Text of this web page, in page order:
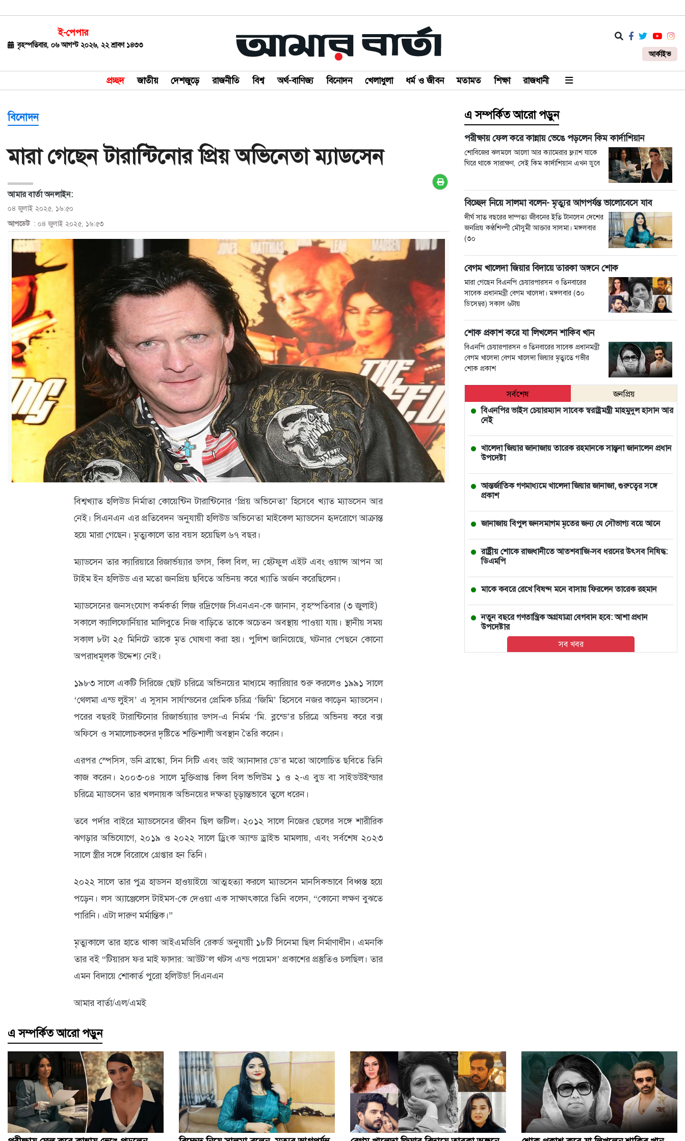
ই-পেপার
বৃহস্পতিবার, ০৬ আগস্ট ২০২৬, ২২ শ্রাবণ ১৪৩৩
আর্কাইভ
প্রচ্ছদ জাতীয় দেশজুড়ে রাজনীতি বিশ্ব অর্থ-বাণিজ্য বিনোদন খেলাধুলা ধর্ম ও জীবন মতামত শিক্ষা রাজধানী
জাতীয়
রাজনীতি
বিশ্ব
বাণিজ্য
খেলাধুলা
ধর্ম
ও
জীবন
মতামত
শিক্ষা
রাজধানী
আইন-
আদালত
ক্যাম্পাস
আজকের
পত্রিকা
ক্যারিয়ার
তথ্যপ্রযুক্তি
বিনোদন
মারা গেছেন টারান্টিনোর প্রিয় অভিনেতা ম্যাডসেন
আমার বার্তা অনলাইন:
০৪ জুলাই ২০২৫, ১৬:৫০
আপডেট : ০৪ জুলাই ২০২৫, ১৬:৫৩
বিশ্বখ্যাত হলিউড নির্মাতা কোয়েন্টিন টারান্টিনোর ‘প্রিয় অভিনেতা’ হিসেবে খ্যাত ম্যাডসেন আর
নেই। সিএনএন এর প্রতিবেদন অনুযায়ী হলিউড অভিনেতা মাইকেল ম্যাডসেন হৃদরোগে আক্রান্ত
হয়ে মারা গেছেন। মৃত্যুকালে তার বয়স হয়েছিল ৬৭ বছর।
ম্যাডসেন তার ক্যারিয়ারে রিজার্ভয়্যার ডগস, কিল বিল, দ্য হেটফুল এইট এবং ওয়ান্স আপন আ
টাইম ইন হলিউড এর মতো জনপ্রিয় ছবিতে অভিনয় করে খ্যাতি অর্জন করেছিলেন।
ম্যাডসেনের জনসংযোগ কর্মকর্তা লিজ রদ্রিগেজ সিএনএন-কে জানান, বৃহস্পতিবার (৩ জুলাই)
সকালে ক্যালিফোর্নিয়ার মালিবুতে নিজ বাড়িতে তাকে অচেতন অবস্থায় পাওয়া যায়। স্থানীয় সময়
সকাল ৮টা ২৫ মিনিটে তাকে মৃত ঘোষণা করা হয়। পুলিশ জানিয়েছে, ঘটনার পেছনে কোনো
অপরাধমূলক উদ্দেশ্য নেই।
১৯৮৩ সালে একটি সিরিজে ছোট চরিত্রে অভিনয়ের মাধ্যমে ক্যারিয়ার শুরু করলেও ১৯৯১ সালে
‘থেলমা এন্ড লুইস’ এ সুসান সার্যান্ডনের প্রেমিক চরিত্র ‘জিমি’ হিসেবে নজর কাড়েন ম্যাডসেন।
পরের বছরই টারান্টিনোর রিজার্ভয়্যার ডগস-এ নির্মম ‘মি. ব্লন্ডে’র চরিত্রে অভিনয় করে বক্স
অফিসে ও সমালোচকদের দৃষ্টিতে শক্তিশালী অবস্থান তৈরি করেন।
এরপর স্পেসিস, ডনি ব্রাস্কো, সিন সিটি এবং ডাই অ্যানাদার ডে’র মতো আলোচিত ছবিতে তিনি
কাজ করেন। ২০০৩-০৪ সালে মুক্তিপ্রাপ্ত কিল বিল ভলিউম ১ ও ২-এ বুড বা সাইডউইন্ডার
চরিত্রে ম্যাডসেন তার খলনায়ক অভিনয়ের দক্ষতা চূড়ান্তভাবে তুলে ধরেন।
তবে পর্দার বাইরে ম্যাডসেনের জীবন ছিল জটিল। ২০১২ সালে নিজের ছেলের সঙ্গে শারীরিক
ঝগড়ার অভিযোগে, ২০১৯ ও ২০২২ সালে ড্রিংক অ্যান্ড ড্রাইভ মামলায়, এবং সর্বশেষ ২০২৩
সালে স্ত্রীর সঙ্গে বিরোধে গ্রেপ্তার হন তিনি।
২০২২ সালে তার পুত্র হাডসন হাওয়াইয়ে আত্মহত্যা করলে ম্যাডসেন মানসিকভাবে বিধ্বস্ত হয়ে
পড়েন। লস অ্যাঞ্জেলেস টাইমস-কে দেওয়া এক সাক্ষাৎকারে তিনি বলেন, “কোনো লক্ষণ বুঝতে
পারিনি। এটা দারুণ মর্মান্তিক।”
মৃত্যুকালে তার হাতে থাকা আইএমডিবি রেকর্ড অনুযায়ী ১৮টি সিনেমা ছিল নির্মাণাধীন। এমনকি
তার বই “টিয়ারস ফর মাই ফাদার: আউট’ল থটস এন্ড পয়েমস’ প্রকাশের প্রস্তুতিও চলছিল। তার
এমন বিদায়ে শোকার্ত পুরো হলিউড! সিএনএন
আমার বার্তা/এল/এমই
এ সম্পর্কিত আরো পড়ুন
পরীক্ষায় ফেল করে কান্নায় ভেঙে পড়লেন কিম কার্দাশিয়ান
শোবিজের ঝলমলে আলো আর ক্যামেরার ফ্ল্যাশ যাকে
ঘিরে থাকে সারাক্ষণ, সেই কিম কার্দাশিয়ান এখন ডুবে
বিচ্ছেদ নিয়ে সালমা বলেন- ‍‌‌‌মৃত্যুর আগপর্যন্ত ভালোবেসে যাব
দীর্ঘ সাত বছরের দাম্পত্য জীবনের ইতি টানলেন দেশের
জনপ্রিয় কণ্ঠশিল্পী মৌসুমী আক্তার সালমা। মঙ্গলবার
(৩০
বেগম খালেদা জিয়ার বিদায়ে তারকা অঙ্গনে শোক
মারা গেছেন বিএনপি চেয়ারপারসন ও তিনবারের
সাবেক প্রধানমন্ত্রী বেগম খালেদা। মঙ্গলবার (৩০
ডিসেম্বর) সকাল ৬টায়
শোক প্রকাশ করে যা লিখলেন শাকিব খান
বিএনপি চেয়ারপারসন ও তিনবারের সাবেক প্রধানমন্ত্রী
বেগম খালেদা বেগম খালেদা জিয়ার মৃত্যুতে গভীর
শোক প্রকাশ
সর্বশেষ
জনপ্রিয়
বিএনপির ভাইস চেয়ারম্যান সাবেক স্বরাষ্ট্রমন্ত্রী মাহমুদুল হাসান আর
নেই
খালেদা জিয়ার জানাজায় তারেক রহমানকে সান্ত্বনা জানালেন প্রধান
উপদেষ্টা
আন্তর্জাতিক গণমাধ্যমে খালেদা জিয়ার জানাজা, গুরুত্বের সঙ্গে
প্রকাশ
জানাজায় বিপুল জনসমাগম মৃতের জন্য যে সৌভাগ্য বয়ে আনে
রাষ্ট্রীয় শোকে রাজধানীতে আতশবাজি-সব ধরনের উৎসব নিষিদ্ধ:
ডিএমপি
মাকে কবরে রেখে বিষণ্ন মনে বাসায় ফিরলেন তারেক রহমান
নতুন বছরে গণতান্ত্রিক অগ্রযাত্রা বেগবান হবে: আশা প্রধান
উপদেষ্টার
ভারতে চলন্ত ভ্যানে তরুণীকে সংঘবদ্ধ ধর্ষণ, ২ ঘণ্টা পর রাস্তায়
খালেদা জিয়ার জানাজায় পদদলিত হয়ে একজনের মৃত্যু
সব খবর
এ সম্পর্কিত আরো পড়ুন